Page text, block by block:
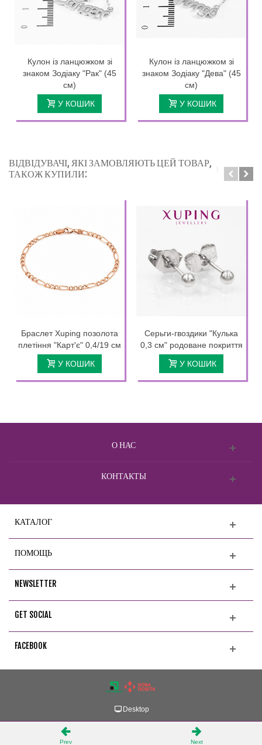
Кулон із ланцюжком зі
знаком Зодіаку "Рак" (45
см)
У КОШИК
Кулон із ланцюжком зі
знаком Зодіаку "Дева" (45
см)
У КОШИК
ВІДВІДУВАЧІ, ЯКІ ЗАМОВЛЯЮТЬ ЦЕЙ ТОВАР,
ТАКОЖ КУПИЛИ:
Браслет Xuping позолота
плетіння "Карт'є" 0,4/19 см
У КОШИК
Серьги-гвоздики "Кулька
0,3 см" родоване покриття
У КОШИК
О НАС
КОНТАКТЫ
КАТАЛОГ
ПОМОЩЬ
NEWSLETTER
GET SOCIAL
FACEBOOK
Desktop
Prev Next